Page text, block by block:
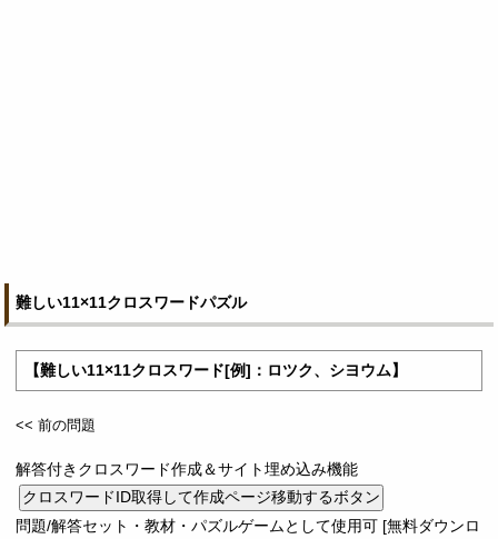
難しい11×11クロスワードパズル
【難しい11×11クロスワード[例]：ロツク、シヨウム】
<< 前の問題
解答付きクロスワード作成＆サイト埋め込み機能
問題/解答セット・教材・パズルゲームとして使用可 [無料ダウンロ